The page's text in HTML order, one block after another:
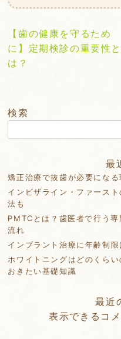
投
稿
ナ
ー
シ
ョ
【歯の健康を守るため
に】定期検診の重要性と
は？
検索
最
矯正治療で抜歯が必要にな
インビザライン・ファース
法も
PMTCとは？歯医者で行う
流れ
インプラント治療に年齢制
ホワイトニングはどのくら
おきたい基礎知識
最近
表示できるコ